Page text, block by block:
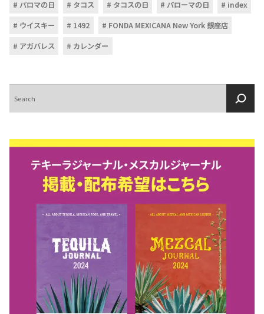
パロマの日 タコス タコスの日 パローマの日
index
ウイスキー
1492
FONDA MEXICANA New York 銀座店
アガバレス
カレンダー
索